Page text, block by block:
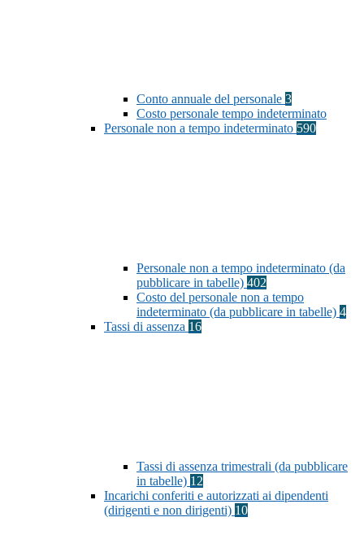
Conto annuale del personale 3
Costo personale tempo indeterminato
Personale non a tempo indeterminato 590
Personale non a tempo indeterminato (da
pubblicare in tabelle) 402
Costo del personale non a tempo
indeterminato (da pubblicare in tabelle) 4
Tassi di assenza 16
Tassi di assenza trimestrali (da pubblicare
in tabelle) 12
Incarichi conferiti e autorizzati ai dipendenti
(dirigenti e non dirigenti) 10